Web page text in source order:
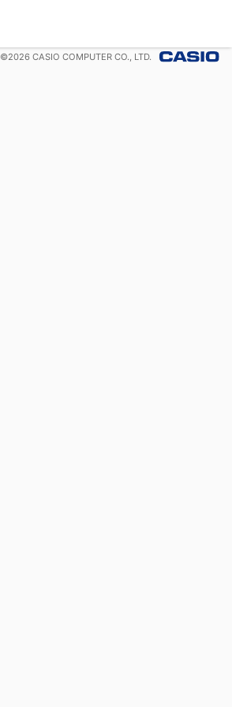
©2026 CASIO COMPUTER CO., LTD.